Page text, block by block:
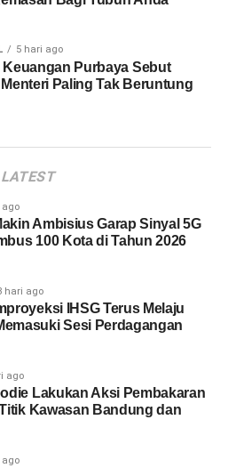
5 hari ago
Keuangan Purbaya Sebut
Paling Tak Beruntung
LATEST
ago
Ambisius Garap Sinyal 5G
100 Kota di Tahun 2026
hari ago
IHSG Terus Melaju
Sesi Perdagangan
ago
Lakukan Aksi Pembakaran
Kawasan Bandung dan
ago